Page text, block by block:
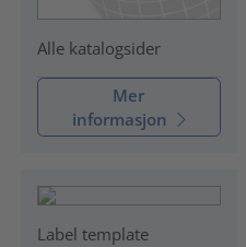
Alle katalogsider
Mer
informasjon
Label template